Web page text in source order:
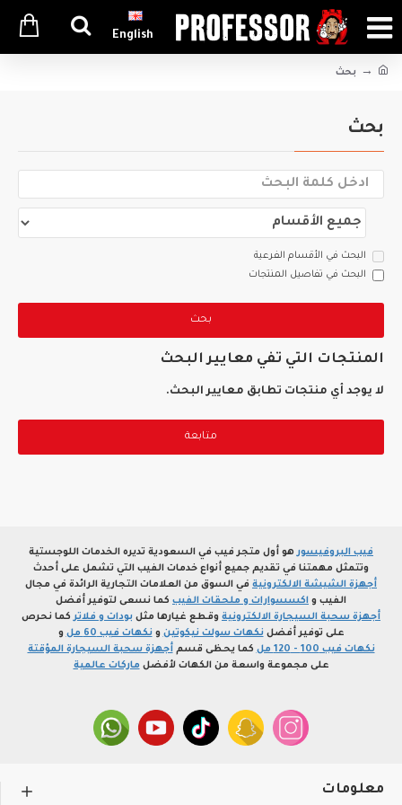
English
بحث
بحث
البحث في الأقسام الفرعية
البحث في تفاصيل المنتجات
بحث
المنتجات التي تفي معايير البحث
لا يوجد أي منتجات تطابق معايير البحث.
متابعة
فيب البروفيسورهو أول متجر فيب في السعودية تديره الخدمات اللوجستية
وتتمثل مهمتنا في تقديم جميع أنواع خدمات الفيب التي تشمل على أحدث
أجهزة الشيشة الالكترونية في السوق من العلامات التجارية الرائدة في مجال
الفيب و اكسسوارات و ملحقات الفيب كما نسعى لتوفير أفضل
أجهزة سحبة السيجارة الالكترونية وقطع غيارها مثل بودات و فلاتركما نحرص
على توفير أفضلنكهات سولت نيكوتين ونكهات فيب 60 مل
و
نكهات فيب 100 - 120 مل
كما يحظى قسمأجهزة سحبة السيجارة المؤقتة
على مجموعة واسعة من الكهات لأفضل ماركات عالمية
معلومات